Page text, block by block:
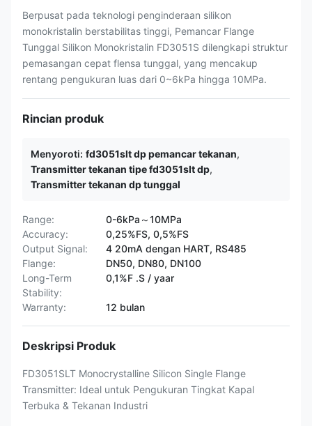
Berpusat pada teknologi penginderaan silikon
monokristalin berstabilitas tinggi, Pemancar Flange
Tunggal Silikon Monokristalin FD3051S dilengkapi struktur
pemasangan cepat flensa tunggal, yang mencakup
rentang pengukuran luas dari 0~6kPa hingga 10MPa.
Rincian produk
Menyoroti: fd3051slt dp pemancar tekanan,
Transmitter tekanan tipe fd3051slt dp,
Transmitter tekanan dp tunggal
Range:
0-6kPa～10MPa
Accuracy:
0,25%FS, 0,5%FS
Output Signal:
4 20mA dengan HART, RS485
Flange:
DN50, DN80, DN100
Long-Term
Stability:
0,1%F .S / yaar
Warranty: 12 bulan
Deskripsi Produk
FD3051SLT Monocrystalline Silicon Single Flange
Transmitter: Ideal untuk Pengukuran Tingkat Kapal
Terbuka & Tekanan Industri